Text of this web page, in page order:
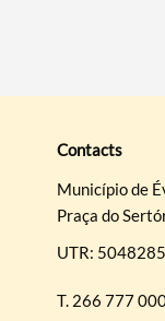
Contacts
Município de
Praça do
UTR:
T. 266 777